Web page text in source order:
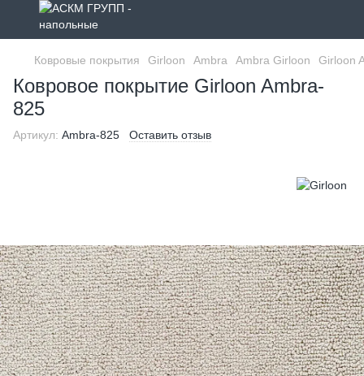
Ковровые покрытия Girloon Ambra Ambra Girloon Girloon
Ковровое покрытие Girloon Ambra-
825
Артикул: Ambra-825 Оставить отзыв